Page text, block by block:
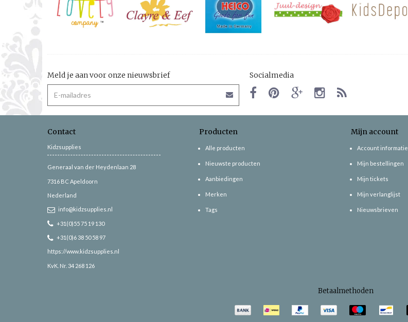
Meld je aan voor onze nieuwsbrief Socialmedia
Contact
Kidzsupplies
Generaal van der Heydenlaan 28
7316 BC Apeldoorn
Nederland
info@kidzsupplies.nl
+31(0)55 75 19 130
+31(0)6 38 50 58 97
https://www.kidzsupplies.nl
KvK. Nr. 34 268 126
Producten
Alle producten
Nieuwste producten
Aanbiedingen
Merken
Tags
Mijn account
Account informatie
Mijn bestellingen
Mijn tickets
Mijn verlanglijst
Nieuwsbrieven
Betaalmethoden